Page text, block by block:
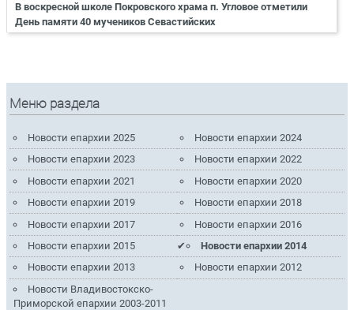
В воскресной школе Покровского храма п. Угловое отметили
День памяти 40 мучеников Севастийских
Меню раздела
Новости епархии 2025
Новости епархии 2024
Новости епархии 2023
Новости епархии 2022
Новости епархии 2021
Новости епархии 2020
Новости епархии 2019
Новости епархии 2018
Новости епархии 2017
Новости епархии 2016
Новости епархии 2015
Новости епархии 2014
Новости епархии 2013
Новости епархии 2012
Новости Владивостокско-
Приморской епархии 2003-2011